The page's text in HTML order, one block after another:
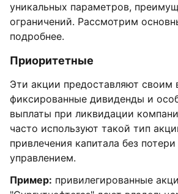
уникальных параметров,
ограничений. Рассмотрим
подробнее.
Приоритетные
Эти акции предоставляют своим
фиксированные дивиденды и
выплаты при ликвидации
часто используют такой тип
привлечения капитала без
управлением.
Пример: привилегированные